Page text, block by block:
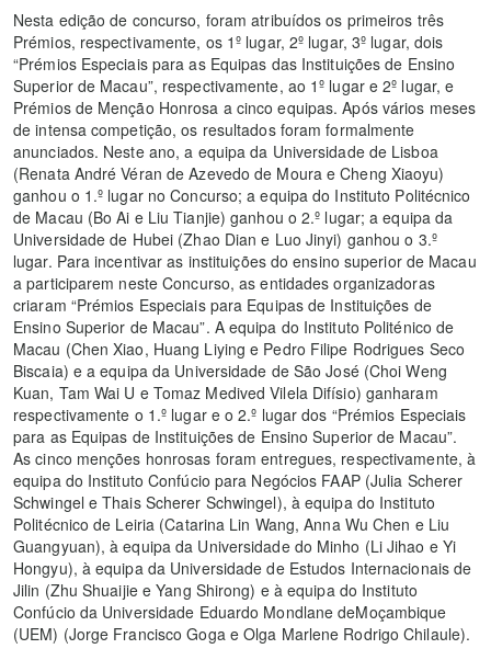
Nesta edição de concurso, foram atribuídos os primeiros três
Prémios, respectivamente, os 1º lugar, 2º lugar, 3º lugar, dois
“Prémios Especiais para as Equipas das Instituições de Ensino
Superior de Macau”, respectivamente, ao 1º lugar e 2º lugar, e
Prémios de Menção Honrosa a cinco equipas. Após vários meses
de intensa competição, os resultados foram formalmente
anunciados. Neste ano, a equipa da Universidade de Lisboa
(Renata André Véran de Azevedo de Moura e Cheng Xiaoyu)
ganhou o 1.º lugar no Concurso; a equipa do Instituto Politécnico
de Macau (Bo Ai e Liu Tianjie) ganhou o 2.º lugar; a equipa da
Universidade de Hubei (Zhao Dian e Luo Jinyi) ganhou o 3.º
lugar. Para incentivar as instituições do ensino superior de Macau
a participarem neste Concurso, as entidades organizadoras
criaram “Prémios Especiais para Equipas de Instituições de
Ensino Superior de Macau”. A equipa do Instituto Politénico de
Macau (Chen Xiao, Huang Liying e Pedro Filipe Rodrigues Seco
Biscaia) e a equipa da Universidade de São José (Choi Weng
Kuan, Tam Wai U e Tomaz Medived Vilela Difísio) ganharam
respectivamente o 1.º lugar e o 2.º lugar dos “Prémios Especiais
para as Equipas de Instituições de Ensino Superior de Macau”.
As cinco menções honrosas foram entregues, respectivamente, à
equipa do Instituto Confúcio para Negócios FAAP (Julia Scherer
Schwingel e Thais Scherer Schwingel), à equipa do Instituto
Politécnico de Leiria (Catarina Lin Wang, Anna Wu Chen e Liu
Guangyuan), à equipa da Universidade do Minho (Li Jihao e Yi
Hongyu), à equipa da Universidade de Estudos Internacionais de
Jilin (Zhu Shuaijie e Yang Shirong) e à equipa do Instituto
Confúcio da Universidade Eduardo Mondlane deMoçambique
(UEM) (Jorge Francisco Goga e Olga Marlene Rodrigo Chilaule).